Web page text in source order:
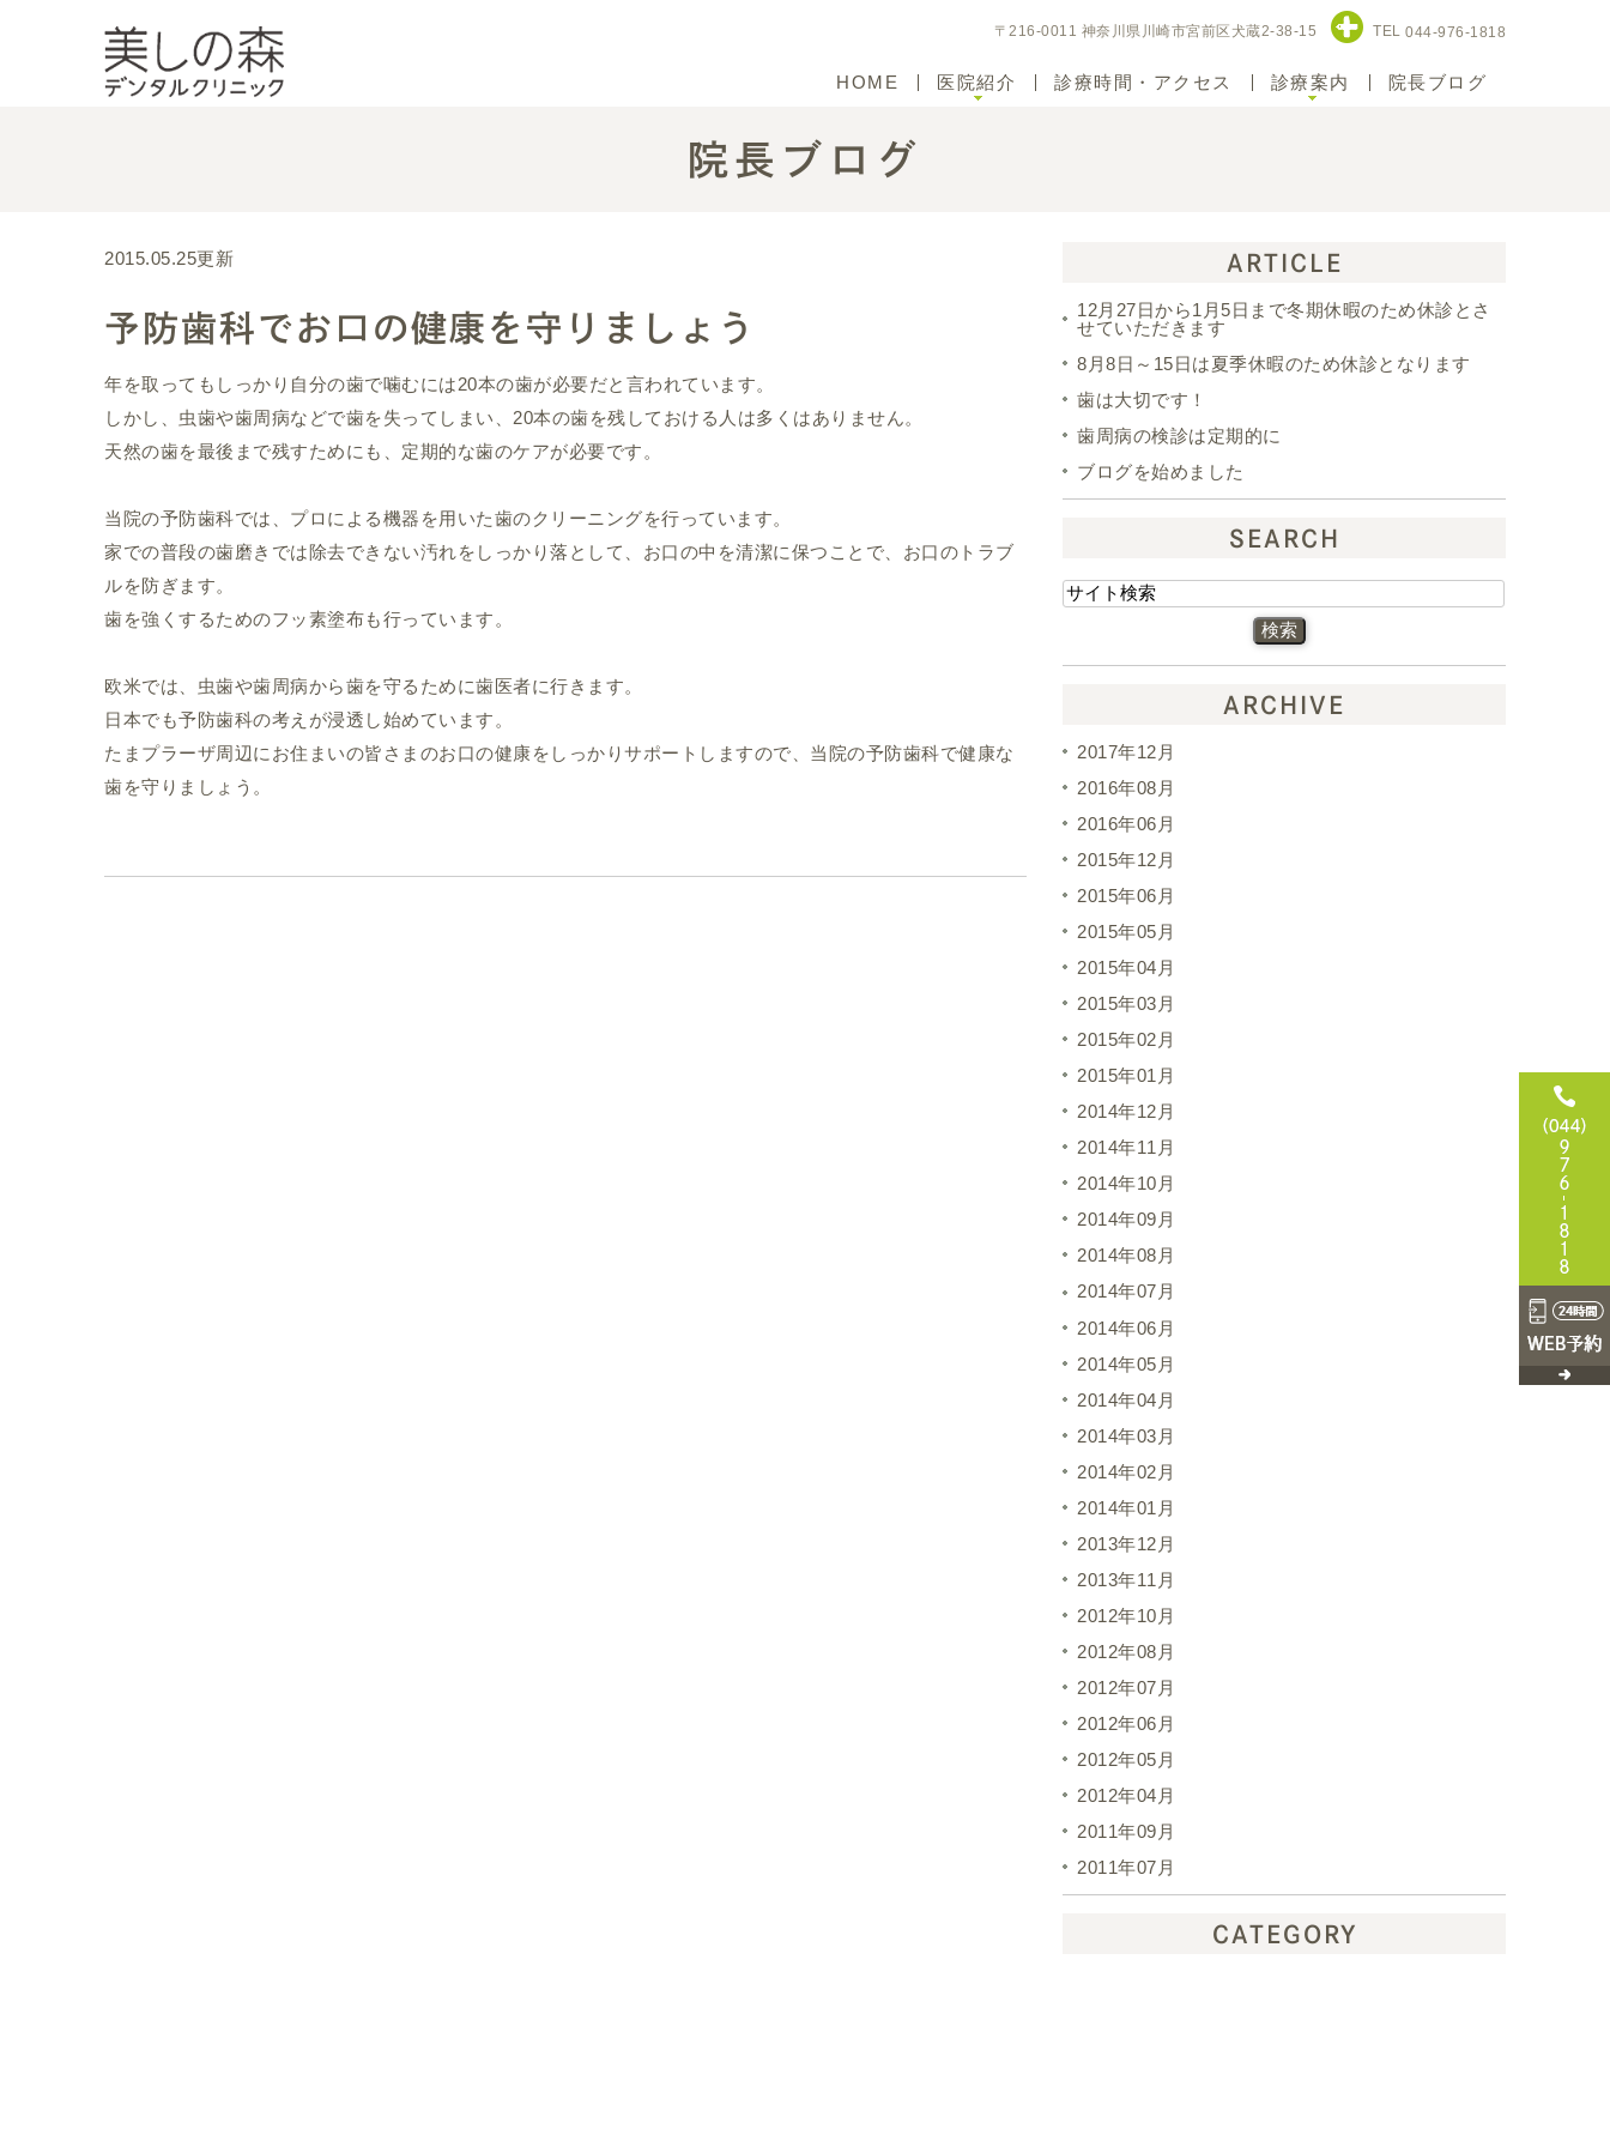
〒216-0011 神奈川県川崎市宮前区犬蔵2-38-15 TEL 044-976-1818
HOME 医院紹介 診療時間・アクセス 診療案内 院長ブログ
院長ブログ
2015.05.25更新
予防歯科でお口の健康を守りましょう
年を取ってもしっかり自分の歯で噛むには20本の歯が必要だと言われています。
しかし、虫歯や歯周病などで歯を失ってしまい、20本の歯を残しておける人は多くはありません。
天然の歯を最後まで残すためにも、定期的な歯のケアが必要です。
当院の予防歯科では、プロによる機器を用いた歯のクリーニングを行っています。
家での普段の歯磨きでは除去できない汚れをしっかり落として、お口の中を清潔に保つことで、お口のトラブ
ルを防ぎます。
歯を強くするためのフッ素塗布も行っています。
欧米では、虫歯や歯周病から歯を守るために歯医者に行きます。
日本でも予防歯科の考えが浸透し始めています。
たまプラーザ周辺にお住まいの皆さまのお口の健康をしっかりサポートしますので、当院の予防歯科で健康な
歯を守りましょう。
ARTICLE
12月27日から1月5日まで冬期休暇のため休診とさ
せていただきます
8月8日～15日は夏季休暇のため休診となります
歯は大切です！
歯周病の検診は定期的に
ブログを始めました
SEARCH
ARCHIVE
2017年12月
2016年08月
2016年06月
2015年12月
2015年06月
2015年05月
2015年04月
2015年03月
2015年02月
2015年01月
2014年12月
2014年11月
2014年10月
2014年09月
2014年08月
2014年07月
2014年06月
2014年05月
2014年04月
2014年03月
2014年02月
2014年01月
2013年12月
2013年11月
2012年10月
2012年08月
2012年07月
2012年06月
2012年05月
2012年04月
2011年09月
2011年07月
CATEGORY